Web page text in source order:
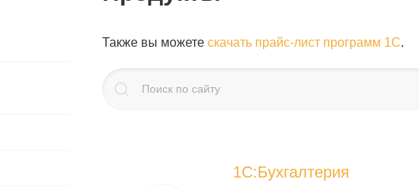
Также вы можете скачать прайс-лист программ 1С.
1С:Бухгалтерия